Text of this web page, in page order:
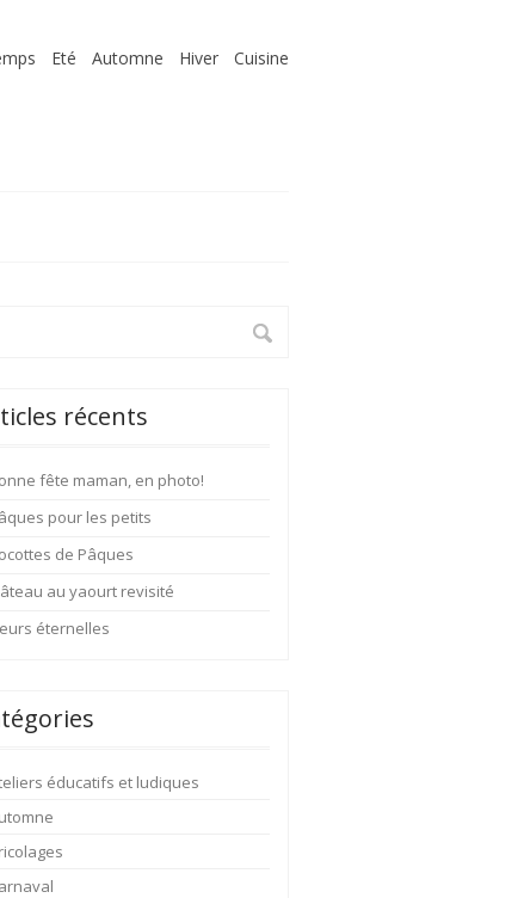
Eté Automne Hiver Cuisine
récents
fête maman, en photo!
pour les petits
de Pâques
au yaourt revisité
éternelles
éducatifs et ludiques